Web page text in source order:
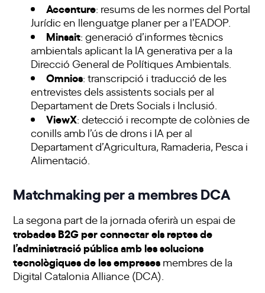
Accenture: resums de les normes del Portal
Jurídic en llenguatge planer per a l’EADOP.
Minsait: generació d’informes tècnics
ambientals aplicant la IA generativa per a la
Direcció General de Polítiques Ambientals.
Omnios: transcripció i traducció de les
entrevistes dels assistents socials per al
Departament de Drets Socials i Inclusió.
ViewX: detecció i recompte de colònies de
conills amb l’ús de drons i IA per al
Departament d’Agricultura, Ramaderia, Pesca i
Alimentació.
Matchmaking per a membres DCA
La segona part de la jornada oferirà un espai de
trobades B2G per connectar els reptes de
l’administració pública amb les solucions
tecnològiques de les empreses membres de la
Digital Catalonia Alliance (DCA).